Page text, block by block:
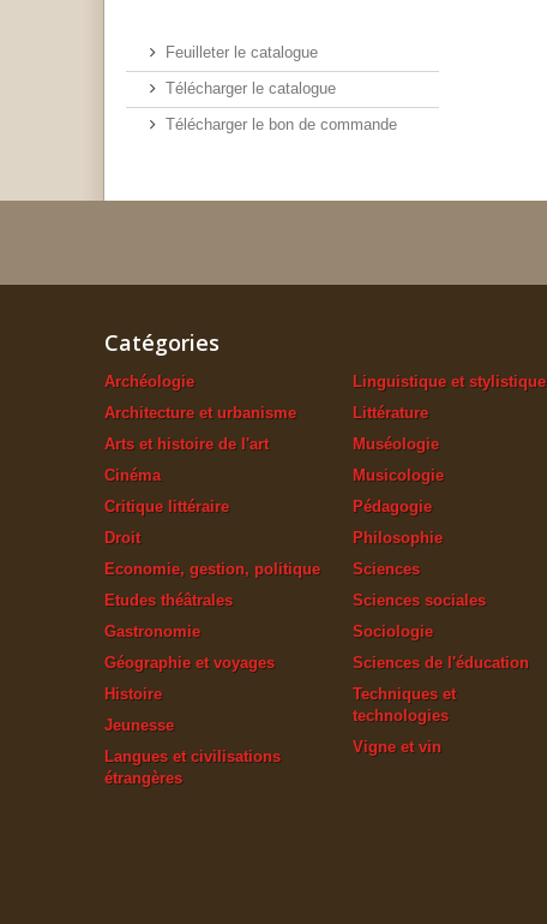
Feuilleter le catalogue
Télécharger le catalogue
Télécharger le bon de commande
Catégories
Archéologie
Architecture et urbanisme
Arts et histoire de l'art
Cinéma
Critique littéraire
Droit
Economie, gestion, politique
Etudes théâtrales
Gastronomie
Géographie et voyages
Histoire
Jeunesse
Langues et civilisations
étrangères
Linguistique et stylistique
Littérature
Muséologie
Musicologie
Pédagogie
Philosophie
Sciences
Sciences sociales
Sociologie
Sciences de l'éducation
Techniques et
technologies
Vigne et vin